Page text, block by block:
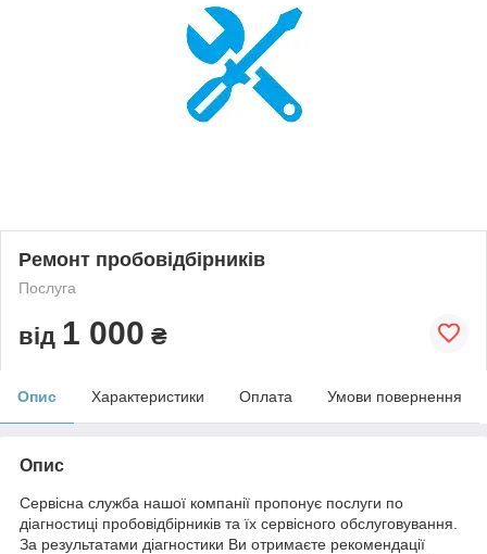
Ремонт пробовідбірників
Послуга
від 1 000 ₴
Опис Характеристики Оплата Умови повернення
Опис
Сервісна служба нашої компанії пропонує послуги по
діагностиці пробовідбірників та їх сервісного обслуговування.
За результатами діагностики Ви отримаєте рекомендації